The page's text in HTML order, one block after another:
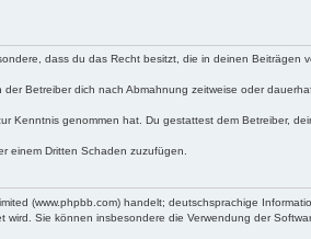
dass du das Recht besitzt, die in deinen Beiträgen
Betreiber dich nach Abmahnung zeitweise oder
Kenntnis genommen hat. Du gestattest dem Betreiber,
einem Dritten Schaden zuzufügen.
(www.phpbb.com) handelt; deutschsprachige
Sie können insbesondere die Verwendung der